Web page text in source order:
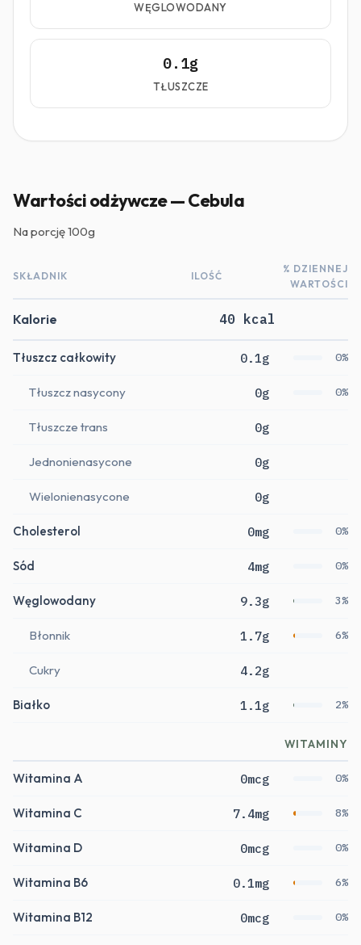
WĘGLOWODANY
0.1g
TŁUSZCZE
Wartości odżywcze — Cebula
Na porcję100g
SKŁADNIK ILOŚĆ
% DZIENNEJ
WARTOŚCI
Kalorie 40 kcal
Tłuszcz całkowity 0.1g 0%
Tłuszcz nasycony 0g 0%
Tłuszcze trans 0g
Jednonienasycone 0g
Wielonienasycone 0g
Cholesterol 0mg 0%
Sód 4mg 0%
Węglowodany 9.3g 3%
Błonnik 1.7g 6%
Cukry 4.2g
Białko 1.1g 2%
WITAMINY
Witamina A 0mcg 0%
Witamina C 7.4mg 8%
Witamina D 0mcg 0%
Witamina B6 0.1mg 6%
Witamina B12 0mcg 0%